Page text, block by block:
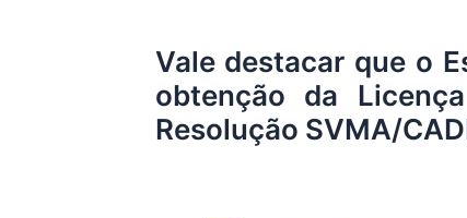
Vale destacar que o
obtenção da
Resolução SVMA/